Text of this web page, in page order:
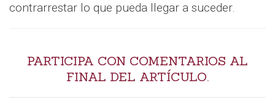
contrarrestar lo que pueda llegar a suceder.
PARTICIPA CON COMENTARIOS AL
FINAL DEL ARTÍCULO.